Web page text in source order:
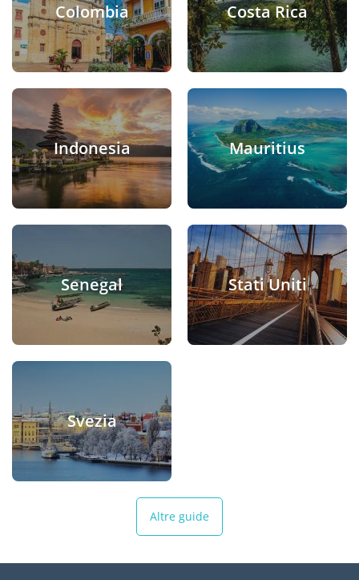
Colombia Costa Rica
Indonesia Mauritius
Senegal Stati Uniti
Svezia
Altre guide